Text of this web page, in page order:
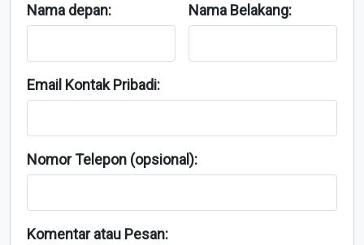
Nama depan: Nama Belakang:
Email Kontak Pribadi:
Nomor Telepon (opsional):
Komentar atau Pesan: